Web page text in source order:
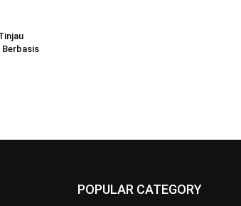
Berbasis
POPULAR CATEGORY